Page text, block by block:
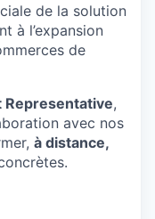
de la solution
à l’expansion
de
Representative,
avec nos
à distance,